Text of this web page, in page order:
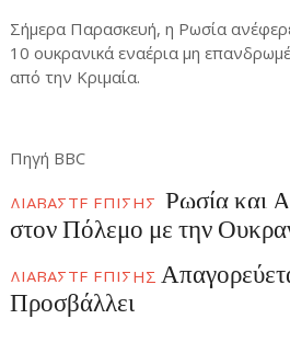
Σήμερα Παρασκευή, η Ρωσία
10 ουκρανικά εναέρια μη
από την Κριμαία.
Πηγή BBC
ΔΙΑΒΑΣΤΕ ΕΠΙΣΗΣ Ρωσία και
στον Πόλεμο με την
ΔΙΑΒΑΣΤΕ ΕΠΙΣΗΣ
Προσβάλλει